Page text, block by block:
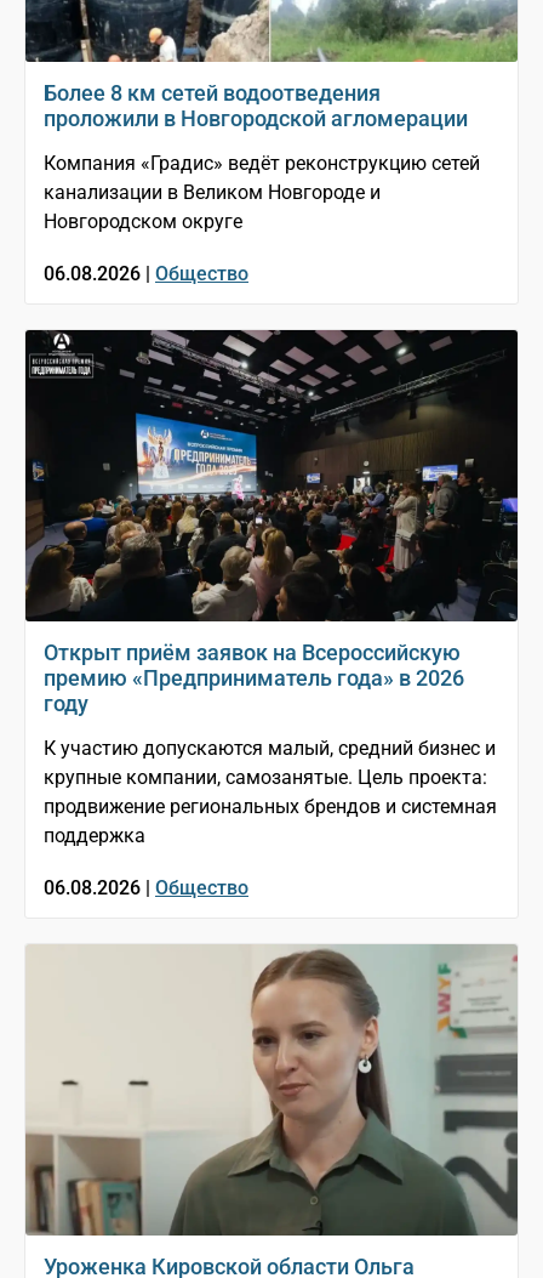
Более 8 км сетей водоотведения
проложили в Новгородской агломерации
Компания «Градис» ведёт реконструкцию сетей
канализации в Великом Новгороде и
Новгородском округе
06.08.2026 | Общество
Открыт приём заявок на Всероссийскую
премию «Предприниматель года» в 2026
году
К участию допускаются малый, средний бизнес и
крупные компании, самозанятые. Цель проекта:
продвижение региональных брендов и системная
поддержка
06.08.2026 | Общество
Уроженка Кировской области Ольга